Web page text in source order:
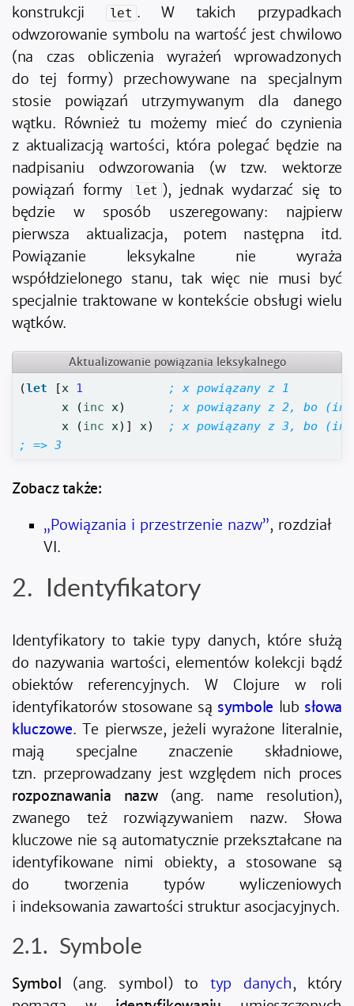
konstrukcji
let . W takich przypadkach
odwzorowanie symbolu na wartość jest chwilowo
(na czas obliczenia wyrażeń wprowadzonych
do tej formy) przechowywane na specjalnym
stosie powiązań utrzymywanym dla danego
wątku. Również tu możemy mieć do czynienia
z aktualizacją wartości, która polegać będzie na
nadpisaniu odwzorowania (w tzw. wektorze
powiązań formy
let ), jednak wydarzać się to
będzie w sposób uszeregowany: najpierw
pierwsza aktualizacja, potem następna itd.
Powiązanie leksykalne nie wyraża
współdzielonego stanu, tak więc nie musi być
specjalnie traktowane w kontekście obsługi wielu
wątków.
Aktualizowanie powiązania leksykalnego
(let [x 1
; x powiązany z 1
x
(inc x)
; x powiązany z 2, bo
x
(inc x)] x)
; x powiązany z 3, bo
; => 3
Zobacz także:
„Powiązania i przestrzenie nazw”, rozdział
VI.
Identyfikatory
Identyfikatory to takie typy danych, które służą
do nazywania wartości, elementów kolekcji bądź
obiektów referencyjnych. W Clojure w roli
identyfikatorów stosowane są symbole lub słowa
kluczowe. Te pierwsze, jeżeli wyrażone literalnie,
mają specjalne znaczenie składniowe,
tzn. przeprowadzany jest względem nich proces
rozpoznawania nazw(ang. name resolution),
zwanego też rozwiązywaniem nazw. Słowa
kluczowe nie są automatycznie przekształcane na
identyfikowane nimi obiekty, a stosowane są
do tworzenia typów wyliczeniowych
i indeksowania zawartości struktur asocjacyjnych.
Symbole
Symbol (ang. symbol) to typ danych, który